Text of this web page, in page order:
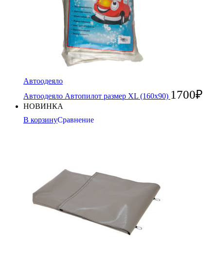
Автоодеяло
Автоодеяло Автопилот размер XL (160x90) 1700₽
НОВИНКА
В корзинуСравнение